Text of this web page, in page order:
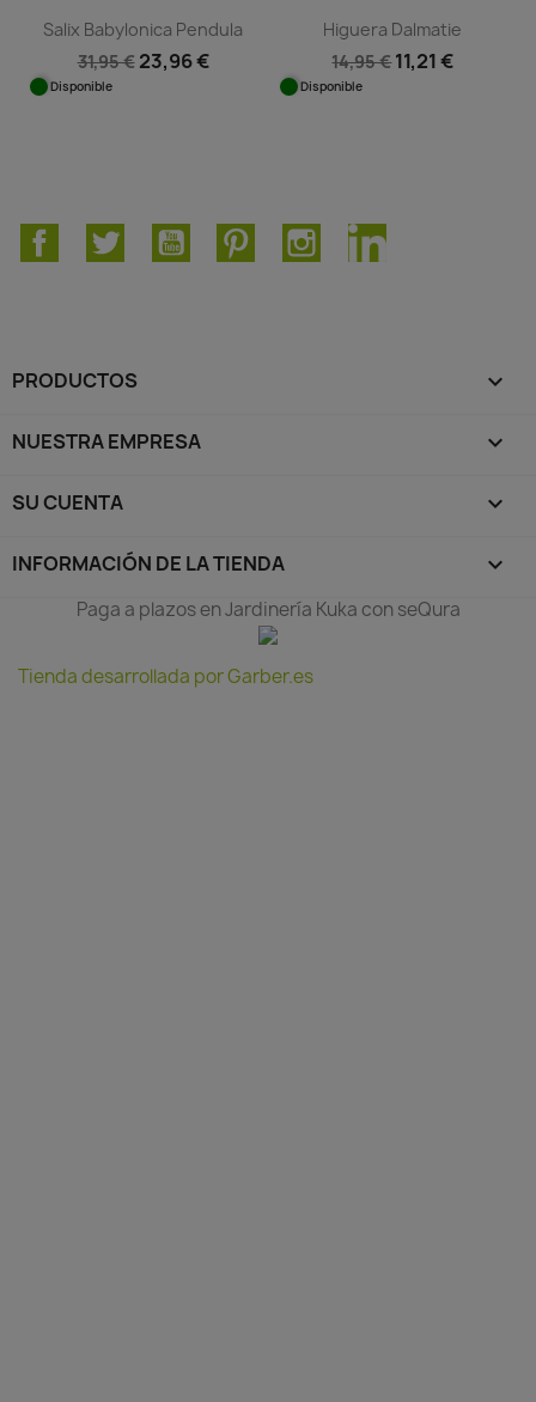
Salix Babylonica Pendula
31,95 € 23,96 €
Disponible
Higuera Dalmatie
14,95 €11,21 €
Disponible
FacebookTwitter YouTube PinterestInstagramLinkedIn
PRODUCTOS 
NUESTRA EMPRESA 
SU CUENTA 
INFORMACIÓN DE LA TIENDA keyboard_arrow_down
Paga a plazos en Jardinería Kuka con seQura
Tienda desarrollada por Garber.es